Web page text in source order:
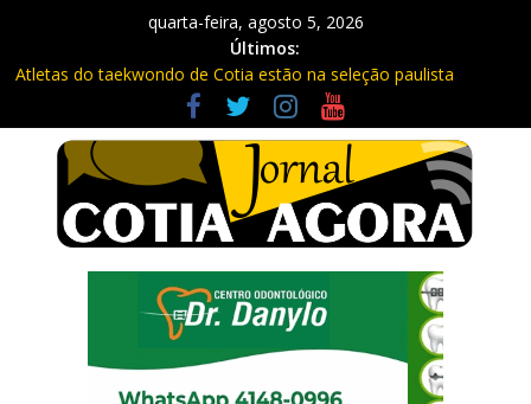
quarta-feira, agosto 5, 2026
Últimos:
Atletas do taekwondo de Cotia estão na seleção paulista
Fique atento: Câmeras com IA na Raposo Tavares já estão
multando
Repasse de impostos estaduais para Cotia já rendeu quase R$
300 milhões no ano
Três procurados da Justiça são presos em Cotia e Vargem
Grande pela PM